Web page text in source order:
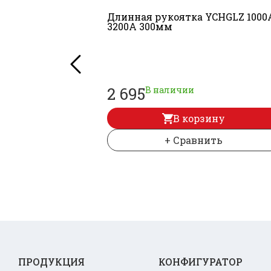
Длинная рукоятка YCHGLZ
3200A 300мм
2 695В наличии
В корзину
+ Сравнить
ПРОДУКЦИЯ КОНФИГУРАТОР